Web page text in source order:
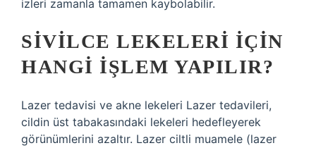
izleri zamanla tamamen kaybolabilir.
SIVILCE LEKELERI IÇIN
HANGI IŞLEM YAPILIR?
Lazer tedavisi ve akne lekeleri Lazer tedavileri,
cildin üst tabakasındaki lekeleri hedefleyerek
görünümlerini azaltır. Lazer ciltli muamele (lazer